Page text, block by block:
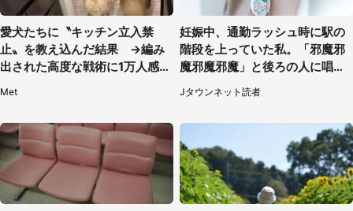
愛犬たちに〝キッチン立入禁
止〟を教え込んだ結果 →編み
出された高度な戦術に1万人感心
Met
妊娠中、通勤ラッシュ時に駅の
階段を上っていた私。「邪魔邪
魔邪魔邪魔」と後ろの人に唱え
られて（神奈川県・30代女性）
Jタウンネット読者